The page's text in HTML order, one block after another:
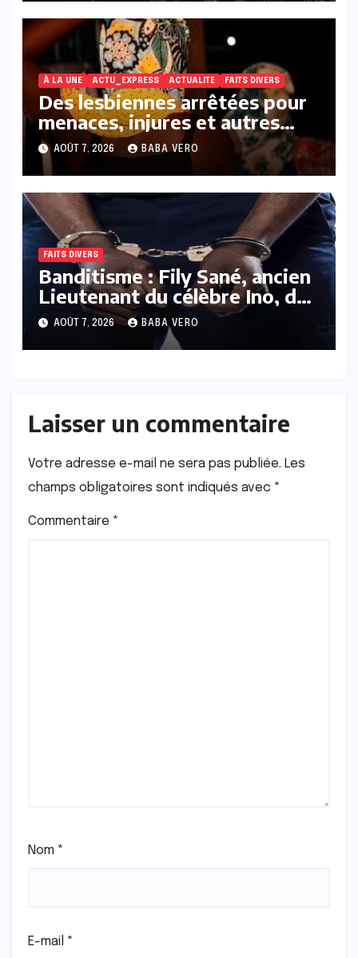
À LA UNE ACTU_EXPRESS ACTUALITE FAITS DIVERS
Des lesbiennes arrêtées pour
menaces, injures et autres
infractions présumées
AOÛT 7, 2026 BABA VERO
FAITS DIVERS
Banditisme : Fily Sané, ancien
Lieutenant du célèbre Ino, de
nouveau Interpellé
AOÛT 7, 2026 BABA VERO
Laisser un commentaire
Votre adresse e-mail ne sera pas publiée. Les
champs obligatoires sont indiqués avec *
Commentaire *
Nom *
E-mail *